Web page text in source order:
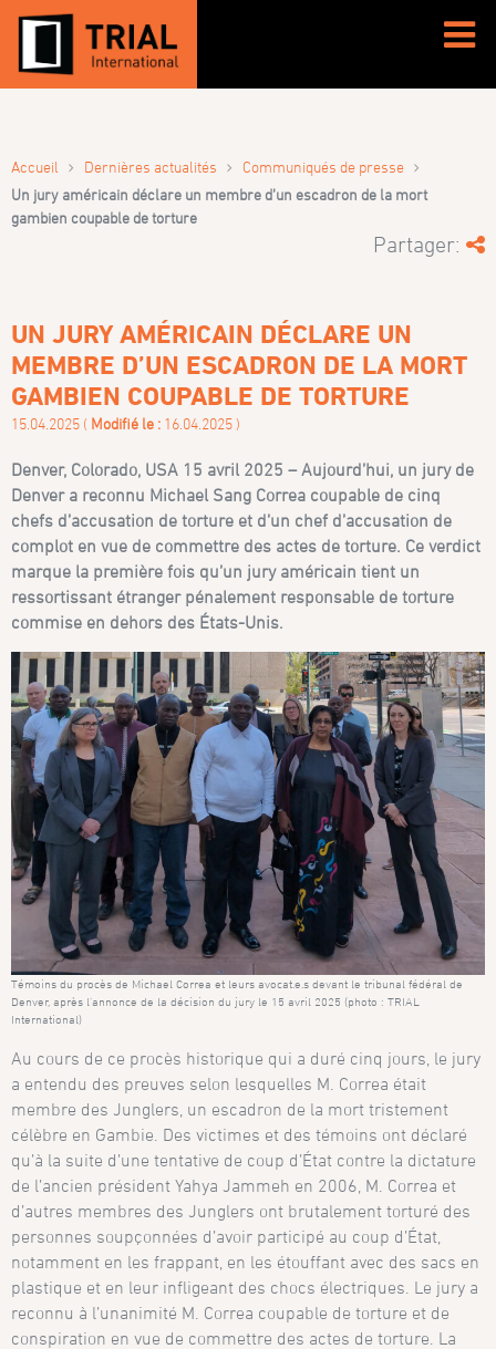
Accueil › Dernières actualités › Communiqués de presse ›
Un jury américain déclare un membre d’un escadron de la mort
gambien coupable de torture
Partager:
UN JURY AMÉRICAIN DÉCLARE UN
MEMBRE D’UN ESCADRON DE LA MORT
GAMBIEN COUPABLE DE TORTURE
15.04.2025 ( Modifié le : 16.04.2025 )
Denver, Colorado, USA 15 avril 2025 – Aujourd’hui, un jury de
Denver a reconnu Michael Sang Correa coupable de cinq
chefs d’accusation de torture et d’un chef d’accusation de
complot en vue de commettre des actes de torture. Ce verdict
marque la première fois qu’un jury américain tient un
ressortissant étranger pénalement responsable de torture
commise en dehors des États-Unis.
Témoins du procès de Michael Correa et leurs avocat.e.s devant le tribunal fédéral de
Denver, après l’annonce de la décision du jury le 15 avril 2025 (photo : TRIAL
International)
Au cours de ce procès historique qui a duré cinq jours, le jury
a entendu des preuves selon lesquelles M. Correa était
membre des Junglers, un escadron de la mort tristement
célèbre en Gambie. Des victimes et des témoins ont déclaré
qu’à la suite d’une tentative de coup d’État contre la dictature
de l’ancien président Yahya Jammeh en 2006, M. Correa et
d’autres membres des Junglers ont brutalement torturé des
personnes soupçonnées d’avoir participé au coup d’État,
notamment en les frappant, en les étouffant avec des sacs en
plastique et en leur infligeant des chocs électriques. Le jury a
reconnu à l’unanimité M. Correa coupable de torture et de
conspiration en vue de commettre des actes de torture. La